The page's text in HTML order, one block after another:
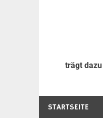
trägt
STARTSEITE